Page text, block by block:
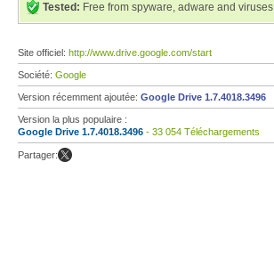
Tested: Free from spyware, adware and viruses
Site officiel: http://www.drive.google.com/start
Société: Google
Version récemment ajoutée: Google Drive 1.7.4018.3496
Version la plus populaire :
Google Drive 1.7.4018.3496 - 33 054 Téléchargements
Partager: